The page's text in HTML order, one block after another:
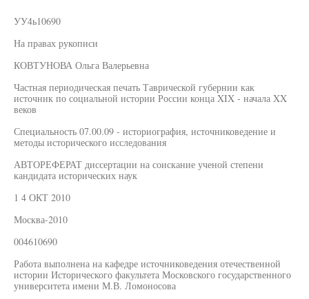
УУ4ь10690
На правах рукописи
КОВТУНОВА Ольга Валерьевна
Частная периодическая печать Таврической губернии как
источник по социальной истории России конца XIX - начала XX
веков
Специальность 07.00.09 - историография, источниковедение и
методы исторического исследования
АВТОРЕФЕРАТ диссертации на соискание ученой степени
кандидата исторических наук
1 4 ОКТ 2010
Москва-2010
004610690
Работа выполнена на кафедре источниковедения отечественной
истории Исторического факультета Московского государственного
университета имени М.В. Ломоносова